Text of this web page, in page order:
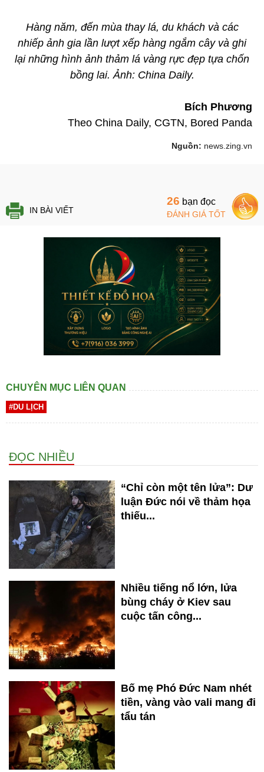
Hàng năm, đến mùa thay lá, du khách và các
nhiếp ảnh gia lần lượt xếp hàng ngắm cây và ghi
lại những hình ảnh thảm lá vàng rực đẹp tựa chốn
bồng lai. Ảnh: China Daily.
Bích Phương
Theo China Daily, CGTN, Bored Panda
Nguồn: news.zing.vn
IN BÀI VIẾT
26 bạn đọc
ĐÁNH GIÁ TỐT
CHUYÊN MỤC LIÊN QUAN
#DU LỊCH
ĐỌC NHIỀU
“Chỉ còn một tên lửa”: Dư
luận Đức nói về thảm họa
thiếu...
Nhiều tiếng nổ lớn, lửa
bùng cháy ở Kiev sau
cuộc tấn công...
Bố mẹ Phó Đức Nam nhét
tiền, vàng vào vali mang đi
tẩu tán